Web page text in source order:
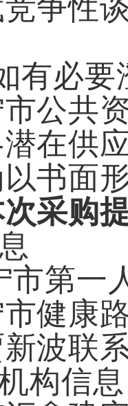
争性
有必要
公共
在供
书面
采购
市第一
健康
波联
构信息